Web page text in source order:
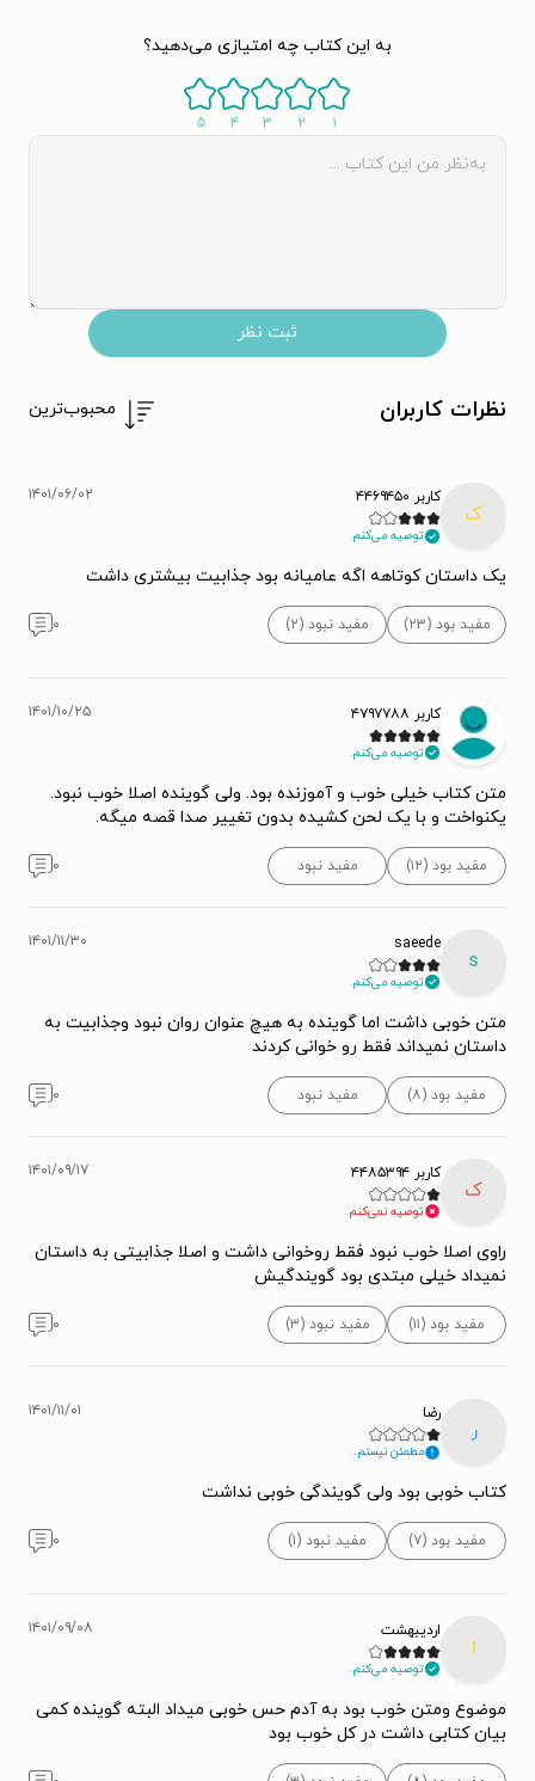
به این کتاب چه امتیازی می‌دهید؟
۱ ۲ ۳ ۴ ۵
ثبت نظر
نظرات کاربران محبوب‌ترین
ک
کاربر ۴۴۶۹۴۵۰
توصیه می‌کنم.
۱۴۰۱/۰۶/۰۲
یک داستان کوتاهه اگه عامیانه بود جذابیت بیشتری داشت
مفید بود (۲۳) مفید نبود (۲) ۰
کاربر ۴۷۹۷۷۸۸
توصیه می‌کنم.
۱۴۰۱/۱۰/۲۵
متن کتاب خیلی خوب و آموزنده بود. ولی گوینده اصلا خوب نبود.
یکنواخت و با یک لحن کشیده بدون تغییر صدا قصه میگه.
مفید بود (۱۲) مفید نبود ۰
s
saeede
توصیه می‌کنم.
۱۴۰۱/۱۱/۳۰
متن خوبی داشت اما گوینده به هیچ عنوان روان نبود وجذابیت به
داستان نمیداند فقط رو خوانی کردند
مفید بود (۸) مفید نبود ۰
ک
کاربر ۴۴۸۵۳۹۴
توصیه نمی‌کنم.
۱۴۰۱/۰۹/۱۷
راوی اصلا خوب نبود فقط روخوانی داشت و اصلا جذابیتی به داستان
نمیداد خیلی مبتدی بود گویندگیش
مفید بود (۱۱) مفید نبود (۳) ۰
ر
رضا
مطمئن نیستم.
۱۴۰۱/۱۱/۰۱
کتاب خوبی بود ولی گویندگی خوبی نداشت
مفید بود (۷) مفید نبود (۱) ۰
ا
اردیبهشت
توصیه می‌کنم.
۱۴۰۱/۰۹/۰۸
موضوع ومتن خوب بود به آدم حس خوبی میداد البته گوینده کمی
بیان کتابی داشت در کل خوب بود